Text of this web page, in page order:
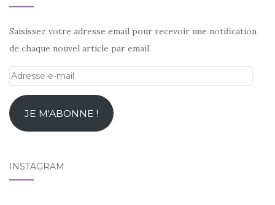
Saisissez votre adresse email pour recevoir une notification
de chaque nouvel article par email.
Adresse
mailJE M'ABONNE !
INSTAGRAM